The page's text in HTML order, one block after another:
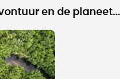
en de planeet...